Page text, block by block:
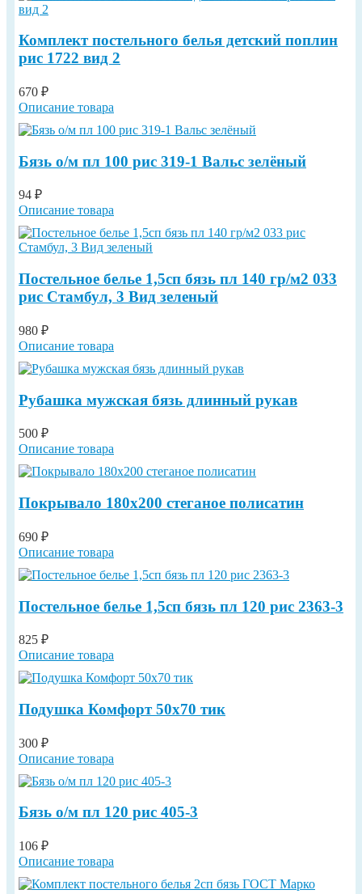
Комплект постельного белья детский поплин
рис 1722 вид 2
670 ₽
Описание товара
Бязь о/м пл 100 рис 319-1 Вальс зелёный
94 ₽
Описание товара
Постельное белье 1,5сп бязь пл 140 гр/м2 033
рис Стамбул, 3 Вид зеленый
980 ₽
Описание товара
Рубашка мужская бязь длинный рукав
500 ₽
Описание товара
Покрывало 180х200 стеганое полисатин
690 ₽
Описание товара
Постельное белье 1,5сп бязь пл 120 рис 2363-3
825 ₽
Описание товара
Подушка Комфорт 50х70 тик
300 ₽
Описание товара
Бязь о/м пл 120 рис 405-3
106 ₽
Описание товара